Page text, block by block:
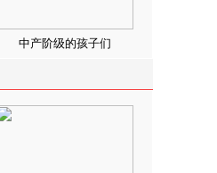
中产阶级的孩子们